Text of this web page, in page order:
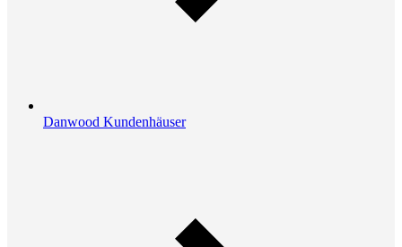
Danwood Kundenhäuser